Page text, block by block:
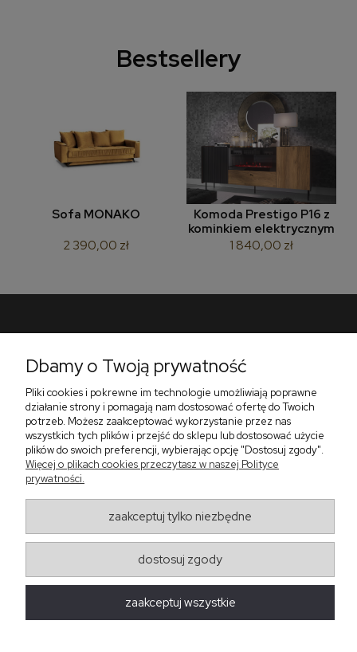
Bestsellery
Sofa MONAKO
2 390,00 zł
Komoda Prestigo P16 z
kominkiem elektrycznym
1 840,00 zł
Pomoc
Płatności i dostawa
O nas
Zadzwoń do nas telefon +48 513 591 067
ul. Wolności 130
Zbrosławice 42-674
oprogramowanie:
Dbamy o Twoją prywatność
Pliki cookies i pokrewne im technologie umożliwiają poprawne
działanie strony i pomagają nam dostosować ofertę do Twoich
potrzeb. Możesz zaakceptować wykorzystanie przez nas
wszystkich tych plików i przejść do sklepu lub dostosować użycie
plików do swoich preferencji, wybierając opcję "Dostosuj zgody".
Więcej o plikach cookies przeczytasz w naszej Polityce
prywatności.
zaakceptuj tylko niezbędne
dostosuj zgody
zaakceptuj wszystkie